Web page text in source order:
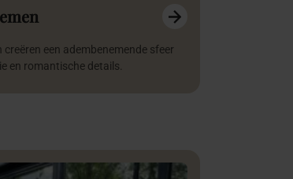
een adembenemende sfeer
en romantische details.